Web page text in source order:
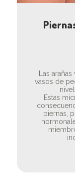
Las
vasos de
Estas
piernas,